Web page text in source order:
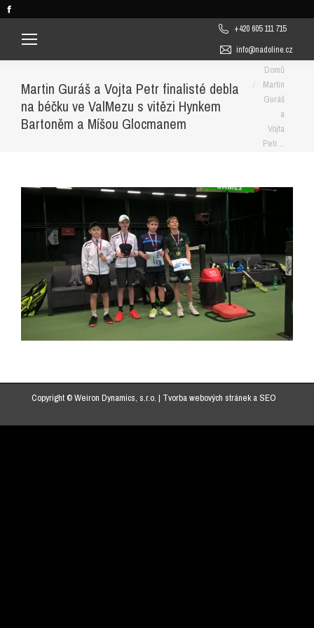
opens
in
new
window
+420 605 111 715
info@nadoline.cz
Martin Guráš a Vojta Petr finalisté debla
na béčku ve ValMezu s vitězi Hynkem
Bartoněm a Míšou Glocmanem
You are here:
Domů
Martin
Guráš
a
Vojta
Petr…
Copyright © Weiron Dynamics, s.r.o. | Tvorba webových stráneka SEO